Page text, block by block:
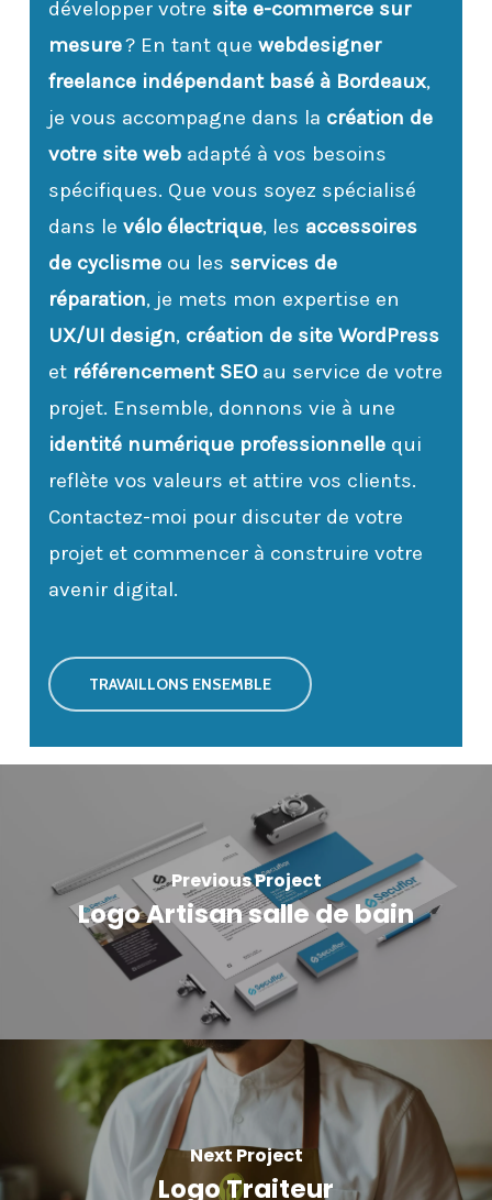
développer votre site e-commerce sur
mesure? En tant quewebdesigner
freelance indépendant basé à Bordeaux,
je vous accompagne dans la création de
votre site web adapté à vos besoins
spécifiques. Que vous soyez spécialisé
dans levélo électrique, les accessoires
de cyclisme ou les services de
réparation, je mets mon expertise en
UX/UI design, création de site WordPress
et référencement SEOau service de votre
projet. Ensemble, donnons vie à une
identité numérique professionnelle qui
reflète vos valeurs et attire vos clients.
Contactez-moi pour discuter de votre
projet et commencer à construire votre
avenir digital.
TRAVAILLONS ENSEMBLE
Previous Project
Logo Artisan salle de bain
Next Project
Logo Traiteur